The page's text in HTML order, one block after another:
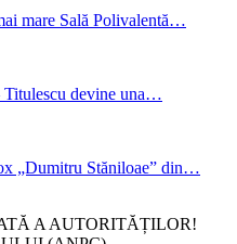
mare Sală Polivalentă…
Titulescu devine una…
„Dumitru Stăniloae” din…
A AUTORITĂȚILOR!